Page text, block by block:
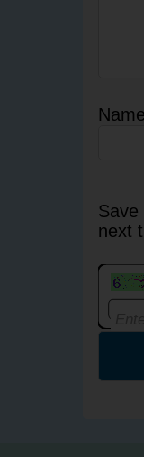
next